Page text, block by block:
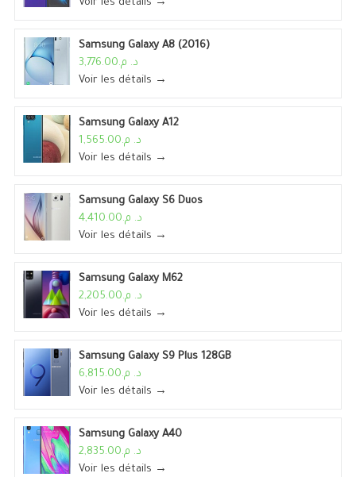
Voir les détails →
Samsung Galaxy A8 (2016)
د. م.3,776.00
Voir les détails →
Samsung Galaxy A12
د. م.1,565.00
Voir les détails →
Samsung Galaxy S6 Duos
د. م.4,410.00
Voir les détails →
Samsung Galaxy M62
د. م.2,205.00
Voir les détails →
Samsung Galaxy S9 Plus 128GB
د. م.6,815.00
Voir les détails →
Samsung Galaxy A40
د. م.2,835.00
Voir les détails →